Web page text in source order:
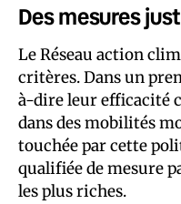
Des mesures
Le Réseau action
critères. Dans un
à-dire leur efficacité
dans des mobilités
touchée par cette
qualifiée de mesure
les plus riches.